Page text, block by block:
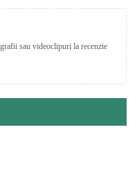
sau videoclipuri la recenzie